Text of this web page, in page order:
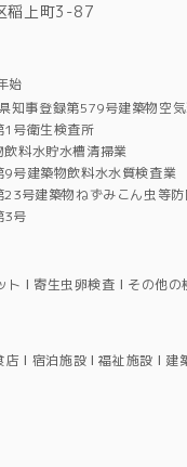
稲上町3-87
始
知事登録第579号建築物空
号衛生検査所
料水貯水槽清掃業
号建築物飲料水水質検査業
号建築物ねずみこん虫等
3号
ト 寄生虫卵検査 その他の
店 宿泊施設 福祉施設 建